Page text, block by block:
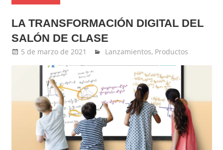
LA TRANSFORMACIÓN DIGITAL DEL
SALÓN DE CLASE
5 de marzo de 2021 Ernesto Herrera
Lanzamientos, Productos